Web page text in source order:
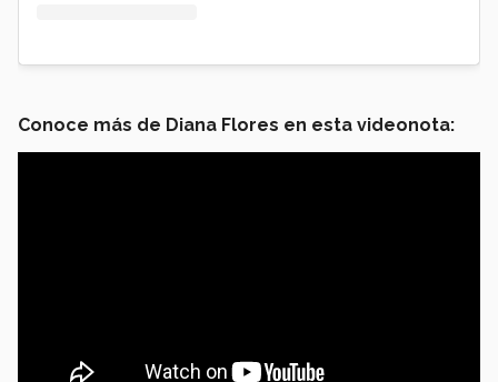
Conoce más de Diana Flores en esta videonota: